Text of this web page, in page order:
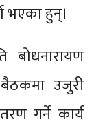
भएका हुन्।
बोधनारायण
उजुरी
गर्ने कार्य